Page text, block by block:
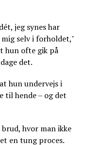
jeg synes har
selv i forholdet,"
hun ofte gik på
det.
hun undervejs i
til hende – og det
hvor man ikke
en tung proces.